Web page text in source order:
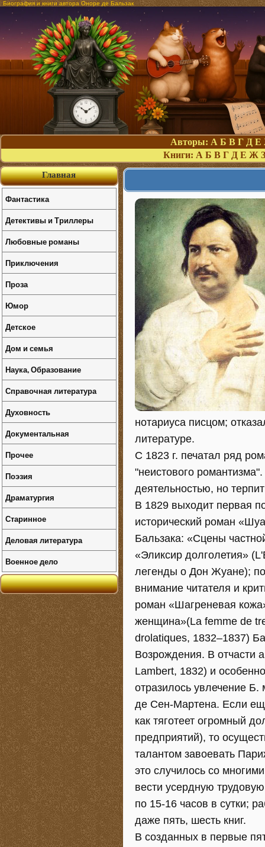
Биография и книги автора Оноре де Бальзак
Авторы: А Б В Г Д Е
Книги: А Б В Г Д Е Ж З
нотариуса писцом;
литературе.
С 1823 г. печатал ряд
"неистового
деятельностью, но
В 1829 выходит первая
исторический роман
Бальзака: «Сцены
«Эликсир долголетия»
легенды о Дон Жуане);
внимание читателя и
роман «Шагреневая
женщина»(La femme de
drolatiques, 1832–1837)
Возрождения. В отчасти
Lambert, 1832) и
отразилось увлечение
де Сен-Мартена. Если
как тяготеет огромный
предприятий), то
талантом завоевать
это случилось со
вести усердную
по 15-16 часов в сутки;
даже пять, шесть книг.
В созданных в первые
Главная
Фантастика
Детективы и Триллеры
Любовные романы
Приключения
Проза
Юмор
Детское
Дом и семья
Наука, Образование
Справочная литература
Духовность
Документальная
Прочее
Поэзия
Драматургия
Старинное
Деловая литература
Военное дело